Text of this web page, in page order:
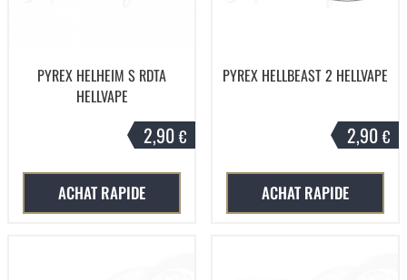
PYREX HELHEIM S RDTA
HELLVAPE
2,90€
ACHAT RAPIDE
PYREX HELLBEAST 2 HELLVAPE
2,90€
ACHAT RAPIDE